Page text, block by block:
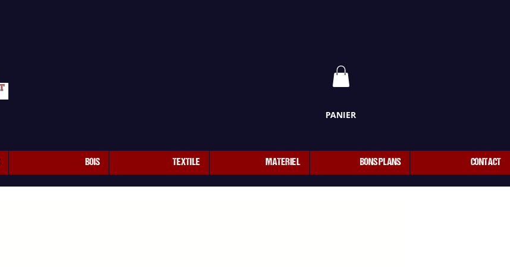
PANIER
BOIS TEXTILE MATERIEL BONS PLANS CONTACT